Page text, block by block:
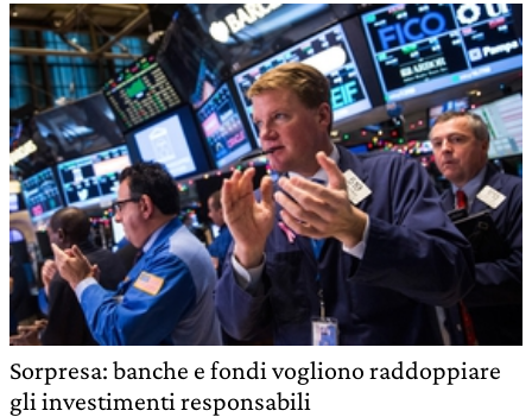
Sorpresa: banche e fondi vogliono raddoppiare
gli investimenti responsabili